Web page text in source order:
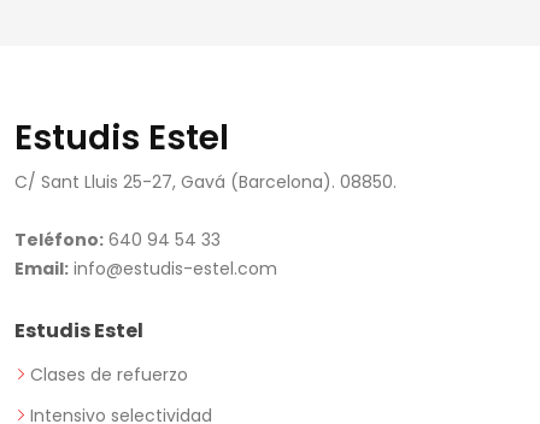
Estudis Estel
C/ Sant Lluis 25-27, Gavá (Barcelona). 08850.
Teléfono: 640 94 54 33
Email: info@estudis-estel.com
Estudis Estel
Clases de refuerzo
Intensivo selectividad